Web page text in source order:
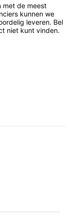
met de meest
kunnen we
leveren. Bel
niet kunt vinden.